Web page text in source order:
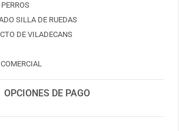
SILLA DE RUEDAS
DE VILADECANS
OPCIONES DE PAGO